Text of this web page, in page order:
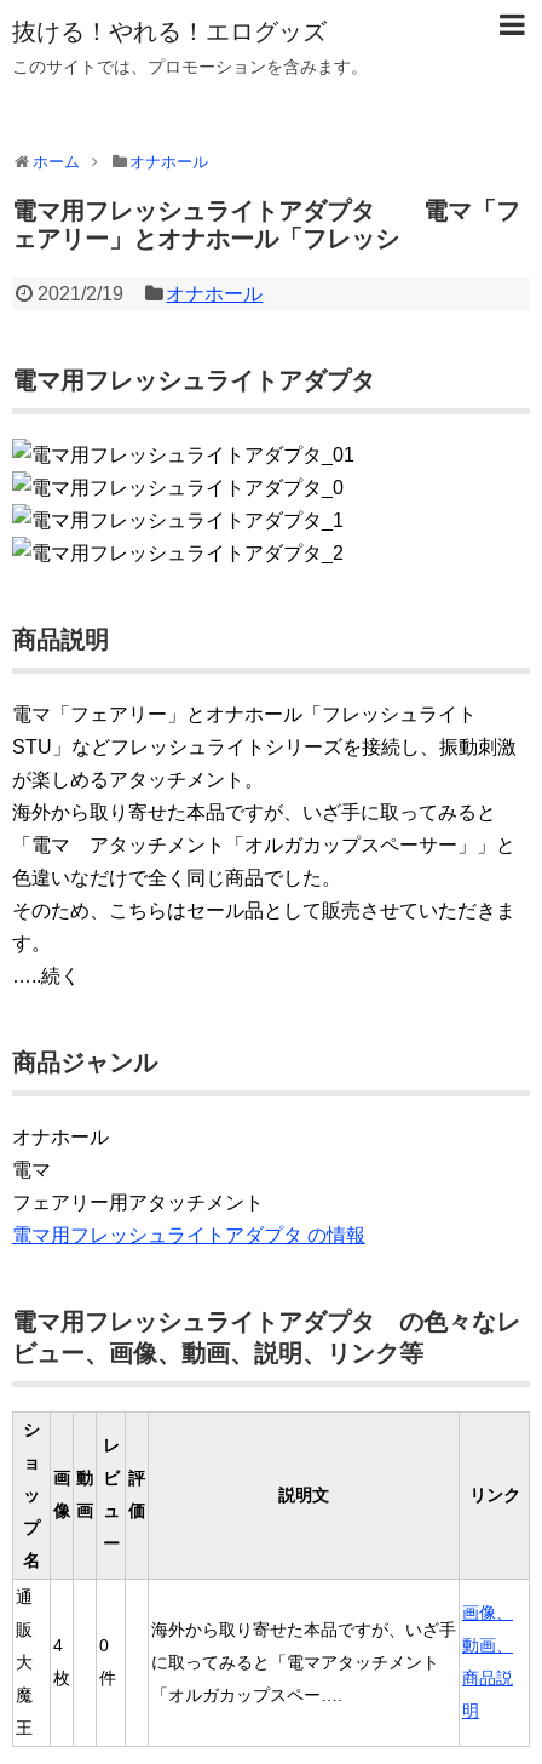
抜ける！やれる！エログッズ
このサイトでは、プロモーションを含みます。
ホーム オナホール
電マ用フレッシュライトアダプタ 電マ「フ
ェアリー」とオナホール「フレッシ
2021/2/19 オナホール
電マ用フレッシュライトアダプタ
商品説明
電マ「フェアリー」とオナホール「フレッシュライト
STU」などフレッシュライトシリーズを接続し、振動刺激
が楽しめるアタッチメント。
海外から取り寄せた本品ですが、いざ手に取ってみると
「電マ アタッチメント「オルガカップスペーサー」」と
色違いなだけで全く同じ商品でした。
そのため、こちらはセール品として販売させていただきま
す。
…..続く
商品ジャンル
オナホール
電マ
フェアリー用アタッチメント
電マ用フレッシュライトアダプタ の情報
電マ用フレッシュライトアダプタ の色々なレ
ビュー、画像、動画、説明、リンク等
シ
ョ
ッ
プ
名
画
像
動
画
レ
ビ
ュ
ー
評
価
説明文 リンク
通
販
大
魔
王
4
枚
0
件
海外から取り寄せた本品ですが、いざ手
に取ってみると「電マアタッチメント
「オルガカップスペー….
画像、
動画、
商品説
明